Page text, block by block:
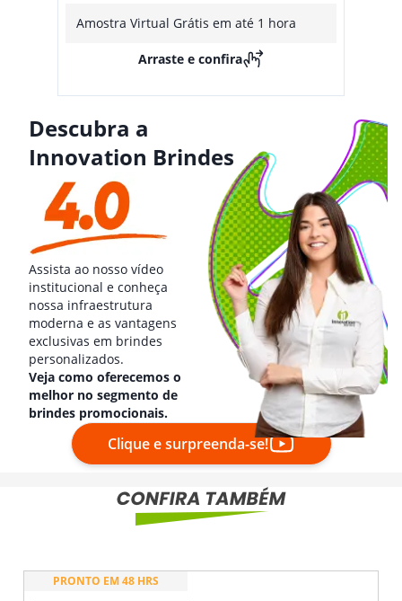
Amostra Virtual Grátis em até 1 hora
Arraste e confira
Descubra a
Innovation Brindes
Assista ao nosso vídeo
institucional e conheça
nossa infraestrutura
moderna e as vantagens
exclusivas em brindes
personalizados.
Veja como oferecemos o
melhor no segmento de
brindes promocionais.
Clique e surpreenda-se!
PRONTO EM 48 HRS